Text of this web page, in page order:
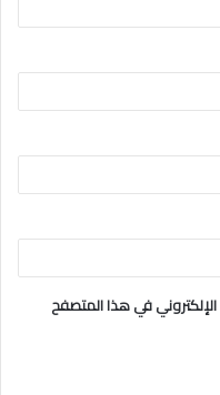
في هذا المتصفح